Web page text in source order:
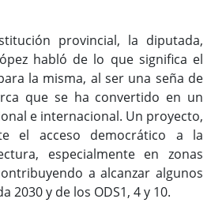
provincial, la diputada,
habló de lo que significa el
la misma, al ser una seña de
que se ha convertido en un
e internacional. Un proyecto,
el acceso democrático a la
especialmente en zonas
a alcanzar algunos
2030 y de los ODS1, 4 y 10.